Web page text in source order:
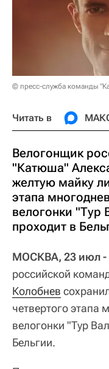
© пресс-служба команды
Читать в
Велогонщик
"Катюша"
желтую майку
этапа
велогонки "Тур
проходит в
МОСКВА, 23 июл -
российской
Колобнев
четвертого этапа
велогонки "Тур
Бельгии.